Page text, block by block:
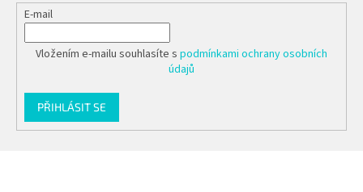
E-mail
Vložením e-mailu souhlasíte s podmínkami ochrany osobních
údajů
PŘIHLÁSIT SE